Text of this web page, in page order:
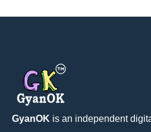
GyanOK is an independent